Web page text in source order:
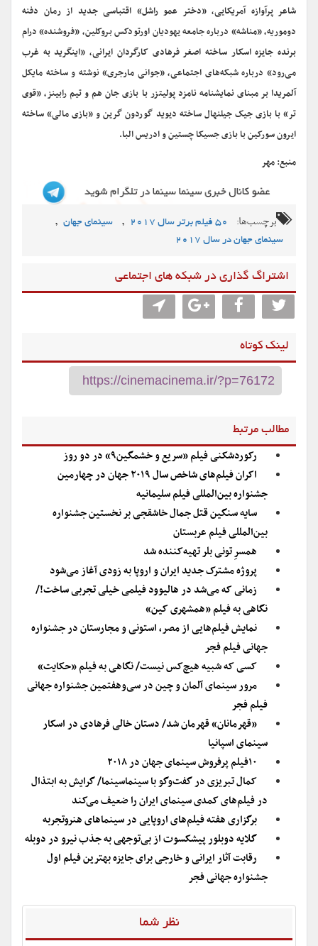
شاعر پرآوازه آمریکایی، «دختر عمو راشل» اقتباسی جدید از رمان دفنه
دوموریه، «مناشه» درباره جامعه یهودیان اورتودکس بروکلین، «فروشنده» درام
برنده جایزه اسکار ساخته اصغر فرهادی کارگردان ایرانی، «اینگرید به غرب
می‌رود» درباره شبکه‌های اجتماعی، «جوانی مارجری» نوشته و ساخته مایکل
آلمریدا بر مبنای نمایشنامه نامزد پولیتزر با بازی جان هم و تیم رابینز، «قوی
تر» با بازی جیک جیلنهال ساخته دیوید گوردون گرین و «بازی مالی» ساخته
ایرون سورکین با بازی جسیکا چستین و ادریس البا.
منبع: مهر
برچسب‌ها: 50 فیلم برتر سال 2017 , سینمای جهان ,
سینمای جهان در سال 2017
اشتراگ گذاری در شبکه های اجتماعی
لینک کوتاه
مطالب مرتبط
رکوردشکنی فیلم «سریع و خشمگین۹» در دو روز
اکران فیلم‌های شاخص سال ۲۰۱۹ جهان در چهارمین
جشنواره بین‌المللی فیلم سلیمانیه
سایه سنگین قتل جمال خاشقجی بر نخستین جشنواره
بین‌المللی فیلم عربستان
همسرِ تونی بلر تهیه‌کننده شد
پروژه مشترک جدید ایران و اروپا به زودی آغاز می‌شود
زمانی که می‌شد در هالیوود فیلمی خیلی تجربی ساخت!/
نگاهی به فیلم «همشهری کین»
نمایش فیلم‌هایی از مصر، استونی و مجارستان در جشنواره
جهانی فیلم فجر
کسی که شبیه هیچ‌کس نیست/ نگاهی به فیلم «حکایت»
مرور سینمای آلمان و چین در سی‌و‌هفتمین جشنواره جهانی
فیلم فجر
«قهرمانان» قهرمان شد/ دستان خالی فرهادی در اسکار
سینمای اسپانیا
۱۰فیلم پرفروش سینمای جهان در ۲۰۱۸
کمال تبریزی در گفت‌وگو با سینماسینما/ گرایش به ابتذال
در فیلم‌های کمدی سینمای ایران را ضعیف می‌کند
برگزاری هفته فیلم‌های اروپایی در سینماهای هنروتجربه
گلایه دوبلور پیشکسوت از بی‌توجهی به جذب نیرو در دوبله
رقابت آثار ایرانی و خارجی برای جایزه بهترین فیلم اول
جشنواره جهانی فجر
نظر شما